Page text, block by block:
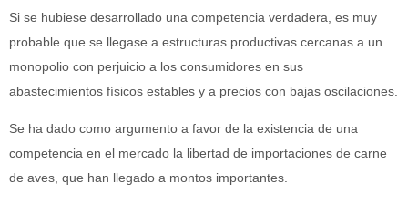
Si se hubiese desarrollado una competencia verdadera, es muy
probable que se llegase a estructuras productivas cercanas a un
monopolio con perjuicio a los consumidores en sus
abastecimientos físicos estables y a precios con bajas oscilaciones.
Se ha dado como argumento a favor de la existencia de una
competencia en el mercado la libertad de importaciones de carne
de aves, que han llegado a montos importantes.